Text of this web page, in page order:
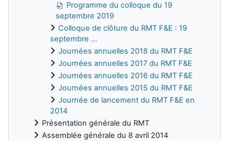
Programme du colloque du 19
septembre 2019
Colloque de clôture du RMT F&E : 19
septembre ...
Journées annuelles 2018 du RMT F&E
Journées annuelles 2017 du RMT F&E
Journées annuelles 2016 du RMT F&E
Journées annuelles 2015 du RMT F&E
Journée de lancement du RMT F&E en
2014
Présentation générale du RMT
Assemblée générale du 8 avril 2014